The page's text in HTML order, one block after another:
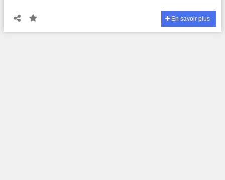
En savoir plus